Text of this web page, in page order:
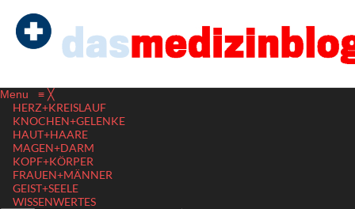
Menu ≡ ╳
HERZ+KREISLAUF
KNOCHEN+GELENKE
HAUT+HAARE
MAGEN+DARM
KOPF+KÖRPER
FRAUEN+MÄNNER
GEIST+SEELE
WISSENWERTES